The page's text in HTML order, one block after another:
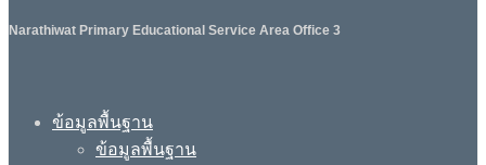
Narathiwat Primary Educational Service Area Office 3
ข้อมูลพื้นฐาน
ข้อมูลพื้นฐาน